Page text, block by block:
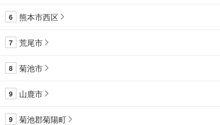
6 熊本市西区
7 荒尾市
8 菊池市
9 山鹿市
9 菊池郡菊陽町